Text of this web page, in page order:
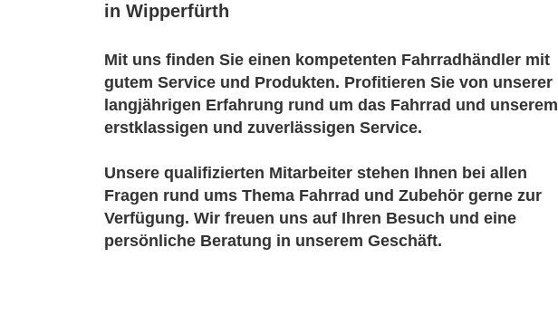
in Wipperfürth
Mit uns finden Sie einen kompetenten Fahrradhändler mit
gutem Service und Produkten. Profitieren Sie von unserer
langjährigen Erfahrung rund um das Fahrrad und unserem
erstklassigen und zuverlässigen Service.
Unsere qualifizierten Mitarbeiter stehen Ihnen bei allen
Fragen rund ums Thema Fahrrad und Zubehör gerne zur
Verfügung. Wir freuen uns auf Ihren Besuch und eine
persönliche Beratung in unserem Geschäft.